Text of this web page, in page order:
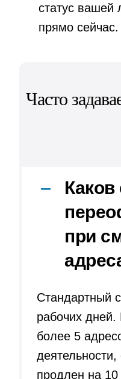
статус вашей
прямо сейчас.
Часто
Каков
при
Стандартный
рабочих дней.
более 5
продлен на 10